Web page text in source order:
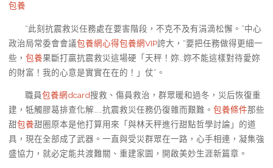
包養
“此刻抗震救災任務處在要害階段，不克不及有涓滴松懈。”中心
政治局常委會會議包養網心得包養網VIP誇大，“要把任務做得更細一
些， 包養果斷打贏抗震救災這場硬「天秤！妳…妳不能這樣對待愛妳
的財富！我的心意是實實在在的！」仗”。
職員包養網dcard搜救、傷員救治，群眾暖和過冬，災后恢復重
建，牴觸膠葛排查化解……抗震救災任務仍復雜而艱難。 包養條件那些
甜包養甜圈原本是他打算用來「與林天秤進行甜點哲學討論」的道
具，現在全部成了武器。一直與受災群眾在一路，心手相連，凝集強
盛協力，就必定能共渡難關、重建家園，開啟美妙生涯新篇章。